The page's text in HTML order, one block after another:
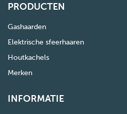
PRODUCTEN
Gashaarden
Elektrische sfeerhaaren
Houtkachels
Merken
INFORMATIE